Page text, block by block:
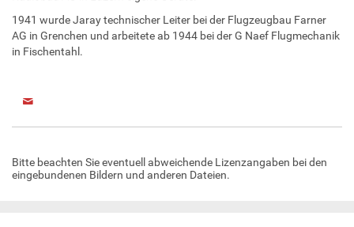
1941 wurde Jaray technischer Leiter bei der Flugzeugbau Farner
AG in Grenchen und arbeitete ab 1944 bei der G Naef Flugmechanik
in Fischentahl.
Bitte beachten Sie eventuell abweichende Lizenzangaben bei den
eingebundenen Bildern und anderen Dateien.